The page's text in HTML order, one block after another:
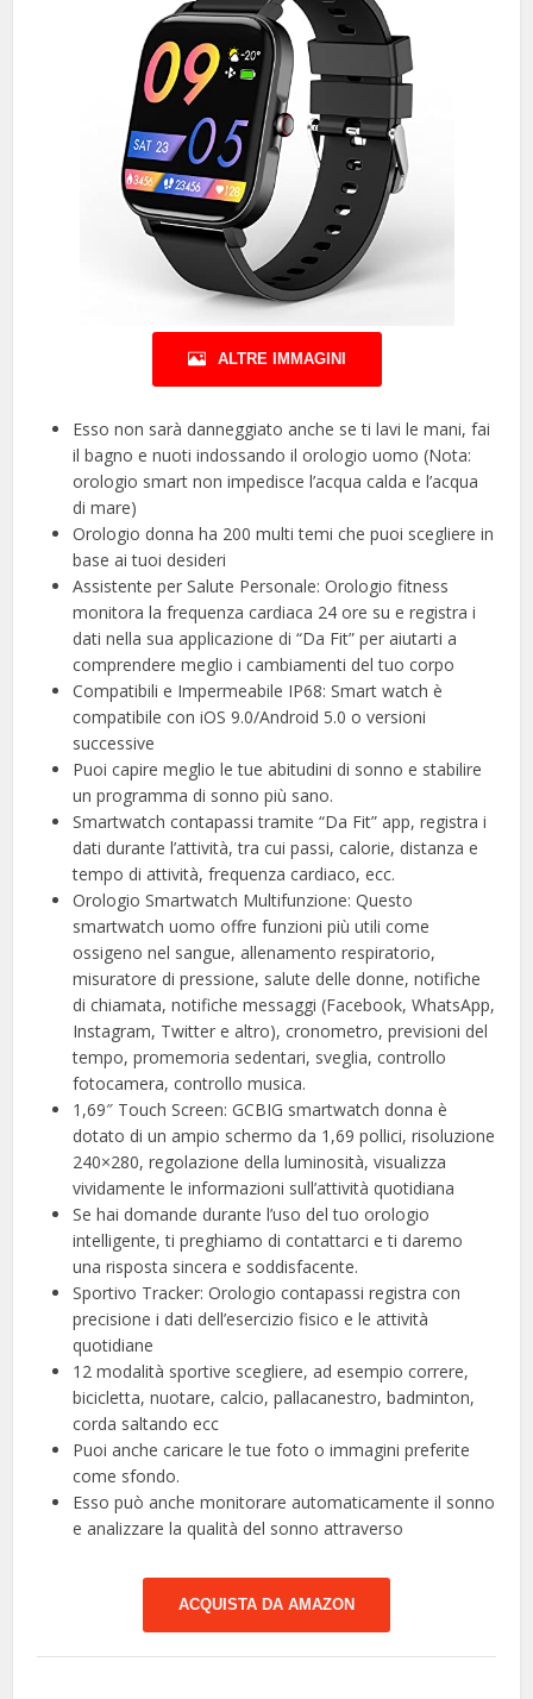
ALTRE IMMAGINI
Esso non sarà danneggiato anche se ti lavi le mani, fai
il bagno e nuoti indossando il orologio uomo (Nota:
orologio smart non impedisce l’acqua calda e l’acqua
di mare)
Orologio donna ha 200 multi temi che puoi scegliere in
base ai tuoi desideri
Assistente per Salute Personale: Orologio fitness
monitora la frequenza cardiaca 24 ore su e registra i
dati nella sua applicazione di “Da Fit” per aiutarti a
comprendere meglio i cambiamenti del tuo corpo
Compatibili e Impermeabile IP68: Smart watch è
compatibile con iOS 9.0/Android 5.0 o versioni
successive
Puoi capire meglio le tue abitudini di sonno e stabilire
un programma di sonno più sano.
Smartwatch contapassi tramite “Da Fit” app, registra i
dati durante l’attività, tra cui passi, calorie, distanza e
tempo di attività, frequenza cardiaco, ecc.
Orologio Smartwatch Multifunzione: Questo
smartwatch uomo offre funzioni più utili come
ossigeno nel sangue, allenamento respiratorio,
misuratore di pressione, salute delle donne, notifiche
di chiamata, notifiche messaggi (Facebook, WhatsApp,
Instagram, Twitter e altro), cronometro, previsioni del
tempo, promemoria sedentari, sveglia, controllo
fotocamera, controllo musica.
1,69″ Touch Screen: GCBIG smartwatch donna è
dotato di un ampio schermo da 1,69 pollici, risoluzione
240×280, regolazione della luminosità, visualizza
vividamente le informazioni sull’attività quotidiana
Se hai domande durante l’uso del tuo orologio
intelligente, ti preghiamo di contattarci e ti daremo
una risposta sincera e soddisfacente.
Sportivo Tracker: Orologio contapassi registra con
precisione i dati dell’esercizio fisico e le attività
quotidiane
12 modalità sportive scegliere, ad esempio correre,
bicicletta, nuotare, calcio, pallacanestro, badminton,
corda saltando ecc
Puoi anche caricare le tue foto o immagini preferite
come sfondo.
Esso può anche monitorare automaticamente il sonno
e analizzare la qualità del sonno attraverso
ACQUISTA DA AMAZON